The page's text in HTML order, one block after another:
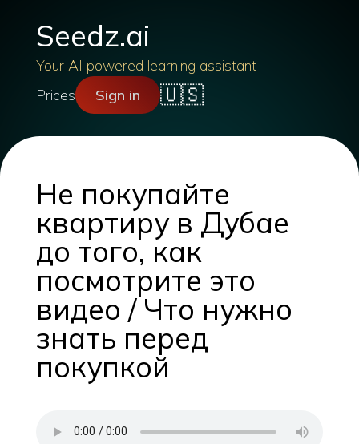
Seedz.ai
Your AI powered learning assistant
Prices
Sign in 🇺🇸
Не покупайте
квартиру в Дубае
до того, как
посмотрите это
видео / Что нужно
знать перед
покупкой